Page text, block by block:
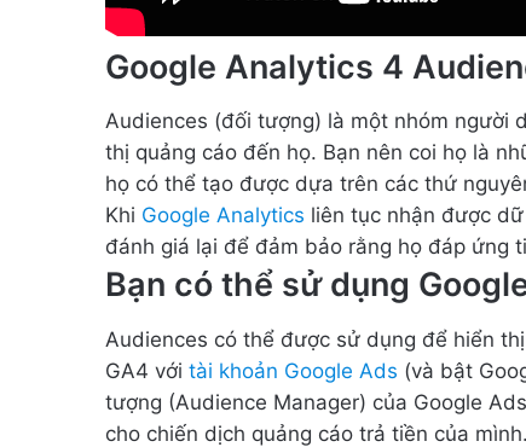
Google Analytics 4
Audiences (đối tượng) là một nhóm người
thị quảng cáo đến họ. Bạn nên coi họ là
họ có thể tạo được dựa trên các thứ
Khi Google Analytics liên tục nhận được
đánh giá lại để đảm bảo rằng họ đáp ứng
Bạn có thể sử dụng
Audiences có thể được sử dụng để hiển
GA4 với tài khoản Google Ads (và bật
tượng (Audience Manager) của Google
cho chiến dịch quảng cáo trả tiền của mình.